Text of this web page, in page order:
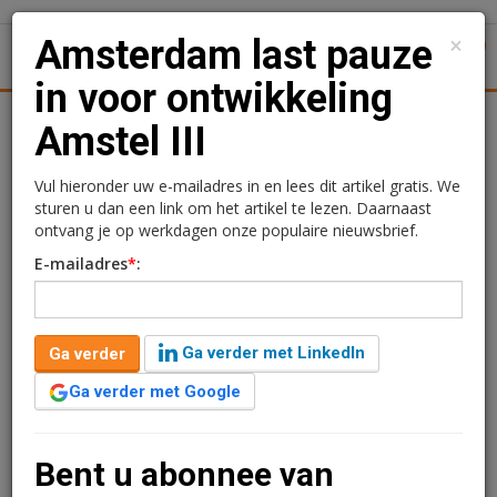
Uitgelicht Woningmarkt
Amsterdam last pauze in
voor ontwikkeling Amstel
III
Redactie
21 augustus 2025 om 13:13
één jaar geleden aangepast
2 minuten leestijd
1 reacties
realiseren waardoor maatschappelijke voorzieningen
×
Amsterdam last pauze
in voor ontwikkeling
Amstel III
Vul hieronder uw e-mailadres in en lees dit artikel gratis. We
sturen u dan een link om het artikel te lezen. Daarnaast
ontvang je op werkdagen onze populaire nieuwsbrief.
E-mailadres*:
Ga verder
Ga verder met LinkedIn
Ga verder met Google
Bent u abonnee van